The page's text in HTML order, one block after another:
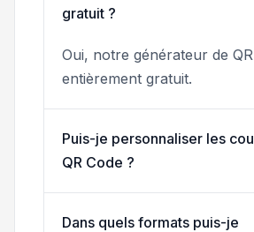
gratuit ?
Oui, notre générateur de
entièrement gratuit.
Puis-je personnaliser les
QR Code ?
Dans quels formats puis-je